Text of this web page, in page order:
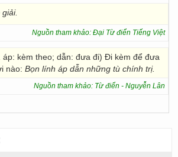
Nguồn tham khảo: Đại Từ điển Tiếng Việt
áp: kèm theo; dẫn: đưa đi) Đi kèm để đưa
nào: Bọn lính áp dẫn những tù chính trị.
Nguồn tham khảo: Từ điển - Nguyễn Lân